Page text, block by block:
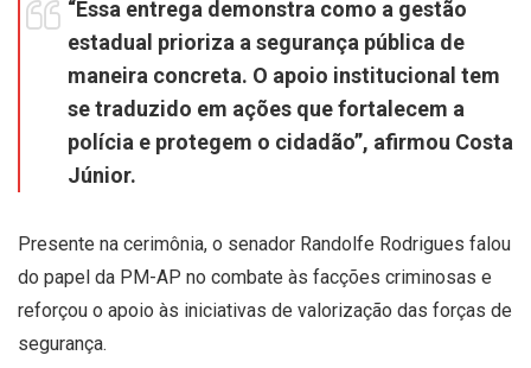
“Essa entrega demonstra como a gestão
estadual prioriza a segurança pública de
maneira concreta. O apoio institucional tem
se traduzido em ações que fortalecem a
polícia e protegem o cidadão”, afirmou Costa
Júnior.
Presente na cerimônia, o senador Randolfe Rodrigues falou
do papel da PM-AP no combate às facções criminosas e
reforçou o apoio às iniciativas de valorização das forças de
segurança.